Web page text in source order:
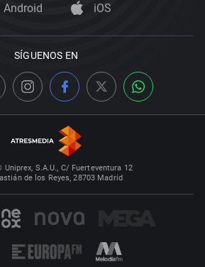
Android iOS
SÍGUENOS EN
Uniprex, S.A.U., C/ Fuerteventura 12
de los Reyes, 28703 Madrid